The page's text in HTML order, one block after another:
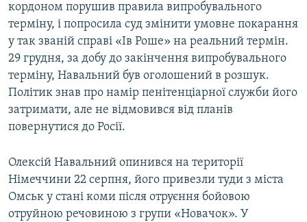
кордоном порушив правила випробувального
терміну, і попросила суд змінити умовне покарання
у так званій справі «Ів Роше» на реальний термін.
29 грудня, за добу до закінчення випробувального
терміну, Навальний був оголошений в розшук.
Політик знав про намір пенітенціарної служби його
затримати, але не відмовився від планів
повернутися до Росії.
Олексій Навальний опинився на території
Німеччини 22 серпня, його привезли туди з міста
Омськ у стані коми після отруєння бойовою
отруйною речовиною з групи «Новачок». У